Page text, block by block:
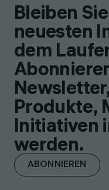
Bleiben
neuesten
dem
Produkte,
Initiativen
werden.
ABONNIEREN